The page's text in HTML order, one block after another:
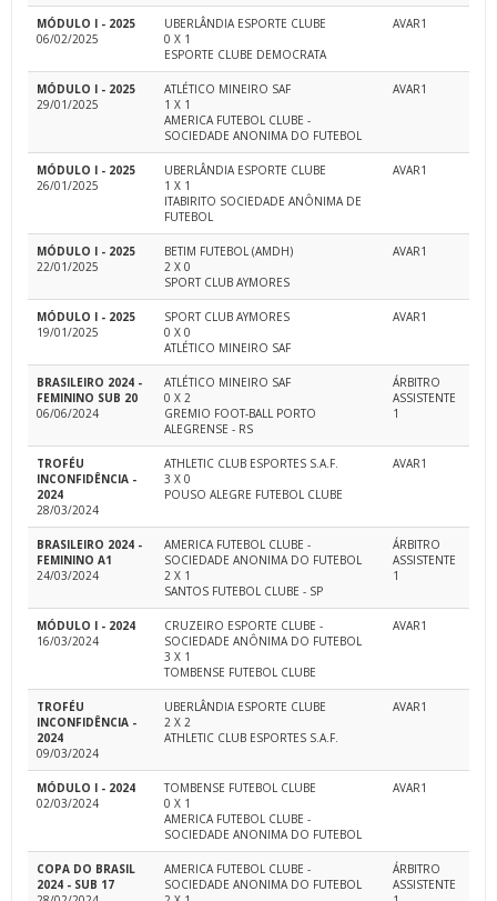
MÓDULO I - 2025
06/02/2025
UBERLÂNDIA ESPORTE CLUBE
0 X 1
ESPORTE CLUBE DEMOCRATA
AVAR1
MÓDULO I - 2025
29/01/2025
ATLÉTICO MINEIRO SAF
1 X 1
AMERICA FUTEBOL CLUBE -
SOCIEDADE ANONIMA DO FUTEBOL
AVAR1
MÓDULO I - 2025
26/01/2025
UBERLÂNDIA ESPORTE CLUBE
1 X 1
ITABIRITO SOCIEDADE ANÔNIMA DE
FUTEBOL
AVAR1
MÓDULO I - 2025
22/01/2025
BETIM FUTEBOL (AMDH)
2 X 0
SPORT CLUB AYMORES
AVAR1
MÓDULO I - 2025
19/01/2025
SPORT CLUB AYMORES
0 X 0
ATLÉTICO MINEIRO SAF
AVAR1
BRASILEIRO 2024 -
FEMININO SUB 20
06/06/2024
ATLÉTICO MINEIRO SAF
0 X 2
GREMIO FOOT-BALL PORTO
ALEGRENSE - RS
ÁRBITRO
ASSISTENTE
1
TROFÉU
INCONFIDÊNCIA -
2024
28/03/2024
ATHLETIC CLUB ESPORTES S.A.F.
3 X 0
POUSO ALEGRE FUTEBOL CLUBE
AVAR1
BRASILEIRO 2024 -
FEMININO A1
24/03/2024
AMERICA FUTEBOL CLUBE -
SOCIEDADE ANONIMA DO FUTEBOL
2 X 1
SANTOS FUTEBOL CLUBE - SP
ÁRBITRO
ASSISTENTE
1
MÓDULO I - 2024
16/03/2024
CRUZEIRO ESPORTE CLUBE -
SOCIEDADE ANÔNIMA DO FUTEBOL
3 X 1
TOMBENSE FUTEBOL CLUBE
AVAR1
TROFÉU
INCONFIDÊNCIA -
2024
09/03/2024
UBERLÂNDIA ESPORTE CLUBE
2 X 2
ATHLETIC CLUB ESPORTES S.A.F.
AVAR1
MÓDULO I - 2024
02/03/2024
TOMBENSE FUTEBOL CLUBE
0 X 1
AMERICA FUTEBOL CLUBE -
SOCIEDADE ANONIMA DO FUTEBOL
AVAR1
COPA DO BRASIL
2024 - SUB 17
AMERICA FUTEBOL CLUBE -
SOCIEDADE ANONIMA DO FUTEBOL
ÁRBITRO
ASSISTENTE